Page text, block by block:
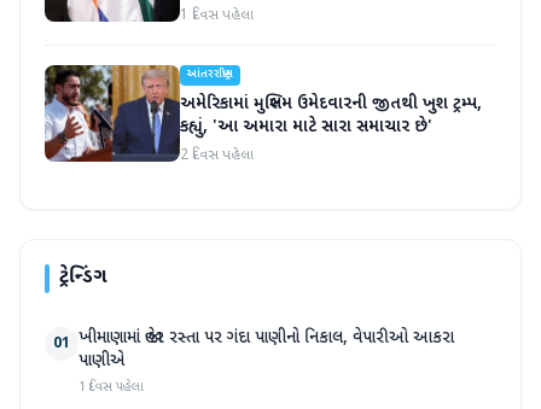
1 દિવસ પહેલા
આંતરરાષ્ટ્રીય
અમેરિકામાં મુસ્લિમ ઉમેદવારની જીતથી ખુશ ટ્રમ્પ,
કહ્યું, 'આ અમારા માટે સારા સમાચાર છે'
2 દિવસ પહેલા
ટ્રેન્ડિંગ
01 ખીમાણામાં જાહેર રસ્તા પર ગંદા પાણીનો નિકાલ, વેપારીઓ આકરા
પાણીએ
1 દિવસ પહેલા